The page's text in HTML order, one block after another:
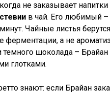
не заказывает
в чай. Его любимый –
Чайные листья
ферментации, а не
темного шоколада –
глотками.
знают: если Брайан